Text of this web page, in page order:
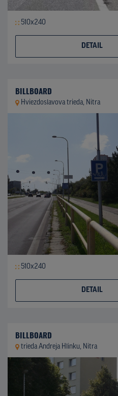
510x240
DETAIL
BILLBOARD
Hviezdoslavova trieda, Nitra
510x240
DETAIL
BILLBOARD
trieda Andreja Hlinku, Nitra